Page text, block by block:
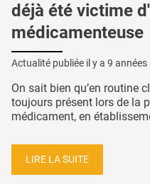
déjà été victime
médicamenteuse
Actualité publiée il y a 9 années
On sait bien qu’en routine
toujours présent lors de la
médicament, en
LIRE LA SUITE